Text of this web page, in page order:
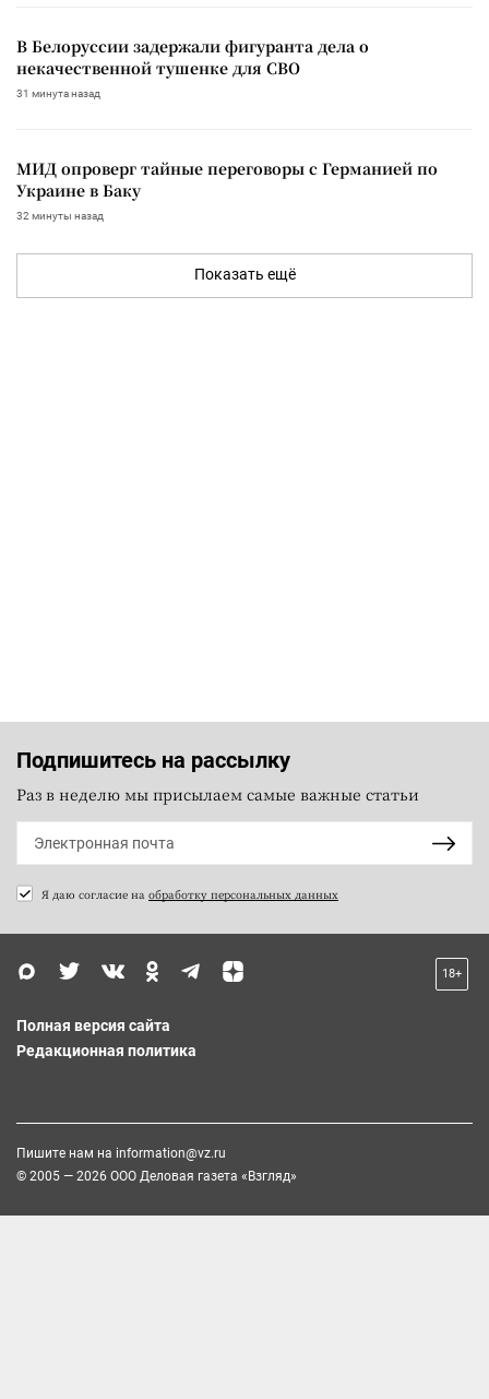
В Белоруссии задержали фигуранта дела о
некачественной тушенке для СВО
31 минута назад
МИД опроверг тайные переговоры с Германией по
Украине в Баку
32 минуты назад
Показать ещё
Подпишитесь на рассылку
Раз в неделю мы присылаем самые важные статьи
Я даю согласие на обработку персональных данных
18+
Полная версия сайта
Редакционная политика
Пишите нам на information@vz.ru
© 2005 — 2026 ООО Деловая газета «Взгляд»